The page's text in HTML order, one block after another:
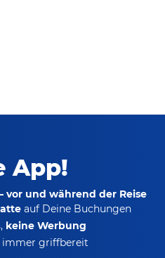
App!
vor und während der Reise
auf Deine Buchungen
keine Werbung
immer griffbereit